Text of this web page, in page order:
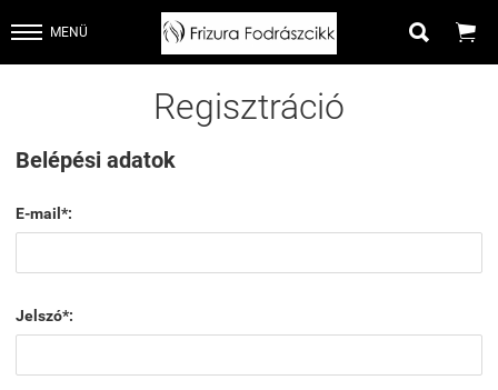
MENÜ  
Regisztráció
Belépési adatok
E-mail*:
Jelszó*: